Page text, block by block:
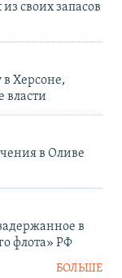
своих запасов
Херсоне,
власти
в Оливе
в
флота» РФ
БОЛЬШЕ